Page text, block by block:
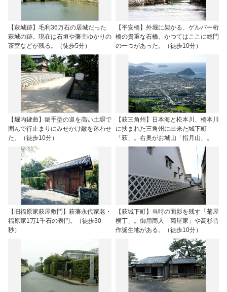
【萩城跡】毛利36万石の居城だった
萩城の跡。現在は石垣や藩主ゆかりの
茶室などが残る。（徒歩5分）
【平安橋】外堀に架かる、ゲルバー桁
橋の貴重な石橋。かつてはここに総門
の一つがあった。（徒歩10分）
【堀内鍵曲】鍵手型の道を高い土塀で
囲んで行止まりにみせかけ敵を迷わせ
た。（徒歩10分）
【萩三角州】日本海と松本川、橋本川
に挟まれた三角州に出来た城下町
「萩」。右奥がお城山「指月山」。
【旧福原家萩屋敷門】萩藩永代家老・
福原家1万1千石の表門。（徒歩30
秒）
【萩城下町】当時の面影を残す「菊屋
横丁」。御用商人「菊屋家」や高杉晋
作誕生地がある。（徒歩10分）